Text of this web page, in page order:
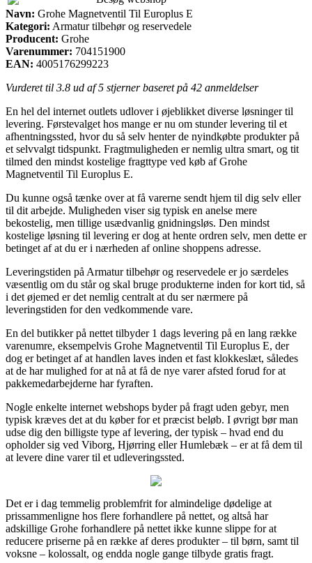
Navn: Grohe Magnetventil Til Europlus E
Kategori: Armatur tilbehør og reservedele
Producent: Grohe
Varenummer: 704151900
EAN: 4005176299223
Vurderet til 3.8 ud af 5 stjerner baseret på 42 anmeldelser
En hel del internet outlets udlover i øjeblikket diverse løsninger til
levering. Førstevalget hos mange er nu om stunder levering til et
afhentningssted, hvor du så selv henter de nyindkøbte produkter på
et selvvalgt tidspunkt. Fragtmuligheden er nemlig ultra smart, og tit
tilmed den mindst kostelige fragttype ved køb af Grohe
Magnetventil Til Europlus E.
Du kunne også tænke over at få varerne sendt hjem til dig selv eller
til dit arbejde. Muligheden viser sig typisk en anelse mere
bekostelig, men tillige usædvanlig gnidningsløs. Den mindst
kostelige løsning til levering er dog at hente ordren selv, men dette er
betinget af at du er i nærheden af online shoppens adresse.
Leveringstiden på Armatur tilbehør og reservedele er jo særdeles
væsentlig om du står og skal bruge produkterne inden for kort tid, så
i det øjemed er det nemlig centralt at du ser nærmere på
leveringstiden for den vedkommende vare.
En del butikker på nettet tilbyder 1 dags levering på en lang række
varenumre, eksempelvis Grohe Magnetventil Til Europlus E, der
dog er betinget af at handlen laves inden et fast klokkeslæt, således
at de har mulighed for at nå at få de nye varer afsted forud for at
pakkemedarbejderne har fyraften.
Nogle enkelte internet webshops byder på fragt uden gebyr, men
typisk kræves det at du køber for et præcist beløb. I øvrigt bør man
udse dig den billigste type af levering, der typisk – hvad end du
opholder sig ved Viborg, Hjørring eller Humlebæk – er at få dem til
at levere dine varer til et udleveringssted.
Det er i dag temmelig problemfrit for almindelige dødelige at
prissammenligne hos flere forhandlere på nettet, og altså har
adskillige Grohe forhandlere på nettet ikke kunne slippe for at
reducere priserne på en række af deres produkter – til børn, samt til
voksne – kolossalt, og endda nogle gange tilbyde gratis fragt.